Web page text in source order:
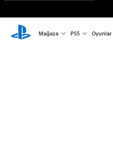
Mağaza PS5 Oyunlar